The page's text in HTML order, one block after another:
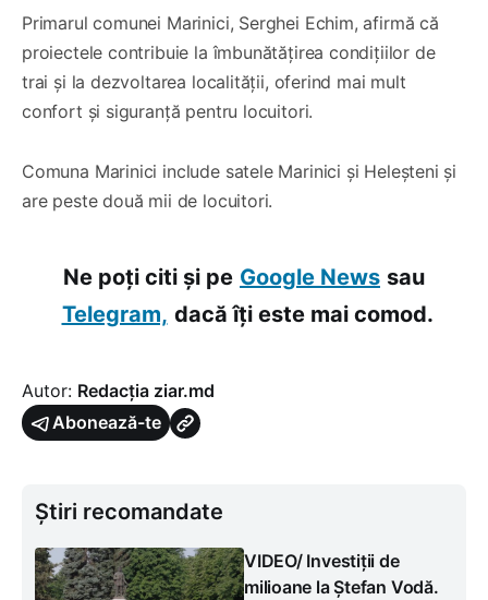
Primarul comunei Marinici, Serghei Echim, afirmă că
proiectele contribuie la îmbunătățirea condițiilor de
trai și la dezvoltarea localității, oferind mai mult
confort și siguranță pentru locuitori.
Comuna Marinici include satele Marinici și Heleșteni și
are peste două mii de locuitori.
Ne poți citi și pe Google News sau
Telegram, dacă îți este mai comod.
Autor: Redacția ziar.md
Abonează-te
Știri recomandate
VIDEO/ Investiții de
milioane la Ștefan Vodă.